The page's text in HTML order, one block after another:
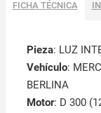
FICHA TÉCNICA
Pieza: LUZ
Vehículo:
BERLINA
Motor: D 300